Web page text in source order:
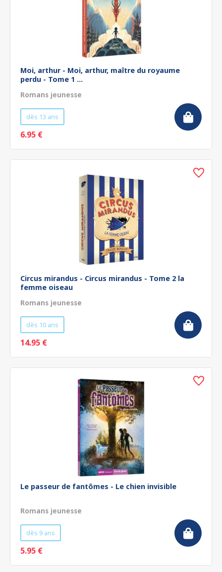
Moi, arthur - Moi, arthur, maître du royaume
perdu - Tome 1 ...
Romans jeunesse
dès 13 ans
6.95 €
Circus mirandus - Circus mirandus - Tome 2 la
femme oiseau
Romans jeunesse
dès 10 ans
14.95 €
Le passeur de fantômes - Le chien invisible
Romans jeunesse
dès 9 ans
5.95 €